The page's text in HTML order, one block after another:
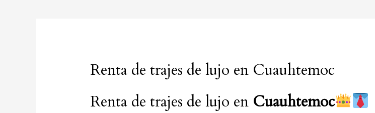
Renta de trajes de lujo en Cuauhtemoc
Renta de trajes de lujo en Cuauhtemoc